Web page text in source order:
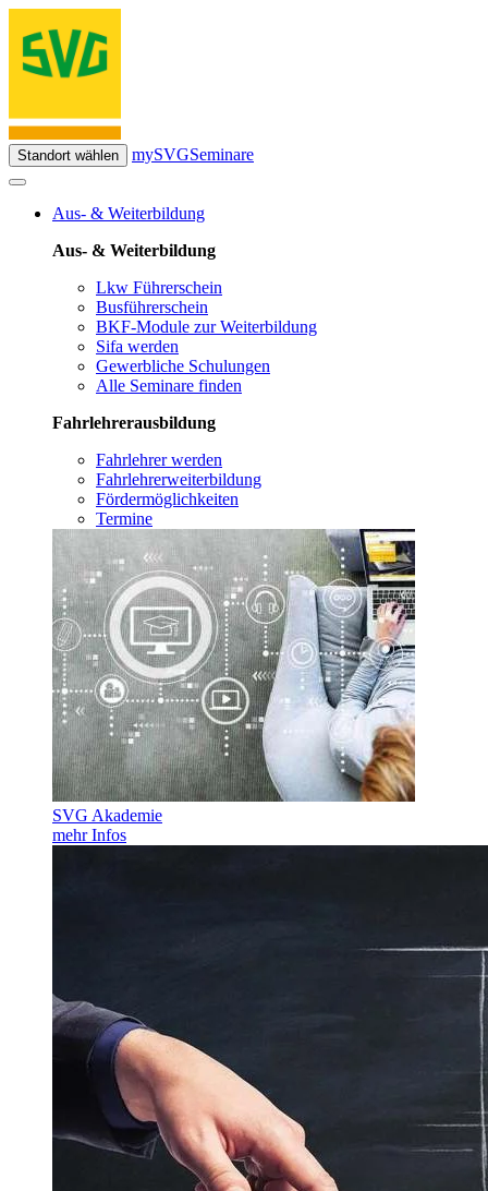
Standort wählen mySVGSeminare
Aus- & Weiterbildung
Aus- & Weiterbildung
Lkw Führerschein
Busführerschein
BKF-Module zur Weiterbildung
Sifa werden
Gewerbliche Schulungen
Alle Seminare finden
Fahrlehrerausbildung
Fahrlehrer werden
Fahrlehrerweiterbildung
Fördermöglichkeiten
Termine
SVG Akademie
mehr Infos